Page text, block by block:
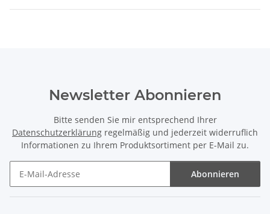
Newsletter Abonnieren
Bitte senden Sie mir entsprechend Ihrer
Datenschutzerklärung regelmäßig und jederzeit widerruflich
Informationen zu Ihrem Produktsortiment per E-Mail zu.
Abonnieren